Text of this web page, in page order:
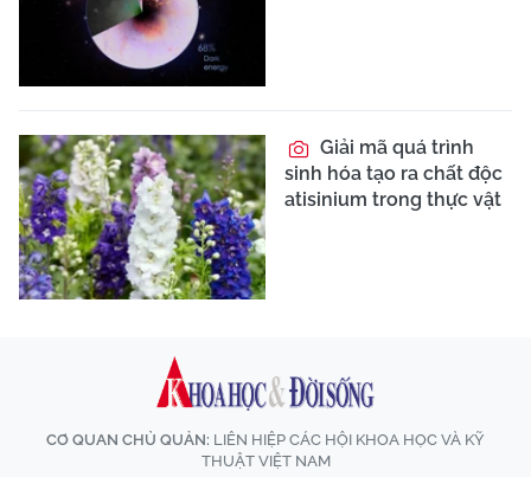
Giải mã quá trình
sinh hóa tạo ra chất độc
atisinium trong thực vật
CƠ QUAN CHỦ QUẢN: LIÊN HIỆP CÁC HỘI KHOA HỌC VÀ KỸ
THUẬT VIỆT NAM